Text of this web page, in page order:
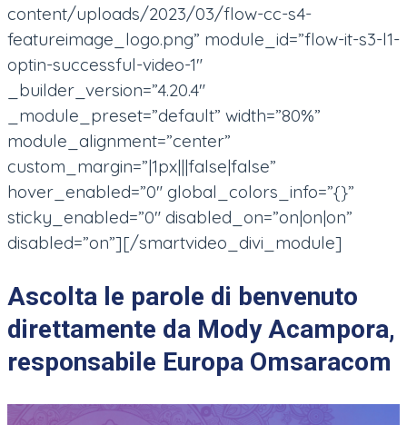
content/uploads/2023/03/flow-cc-s4-
featureimage_logo.png” module_id=”flow-it-s3-l1-
optin-successful-video-1″
_builder_version=”4.20.4″
_module_preset=”default” width=”80%”
module_alignment=”center”
custom_margin=”|1px|||false|false”
hover_enabled=”0″ global_colors_info=”{}”
sticky_enabled=”0″ disabled_on=”on|on|on”
disabled=”on”][/smartvideo_divi_module]
Ascolta le parole di benvenuto
direttamente da Mody Acampora,
responsabile Europa Omsaracom